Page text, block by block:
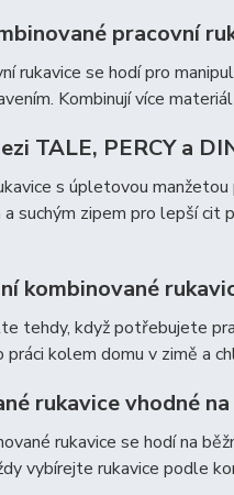
pracovní
rukavice se hodí pro
Kombinují více
TALE, PERCY a
s úpletovou
suchým zipem pro lepší cit
kombinované
tehdy, když potřebujete
kolem domu v zimě a
rukavice vhodné
rukavice se hodí na
vybírejte rukavice podle